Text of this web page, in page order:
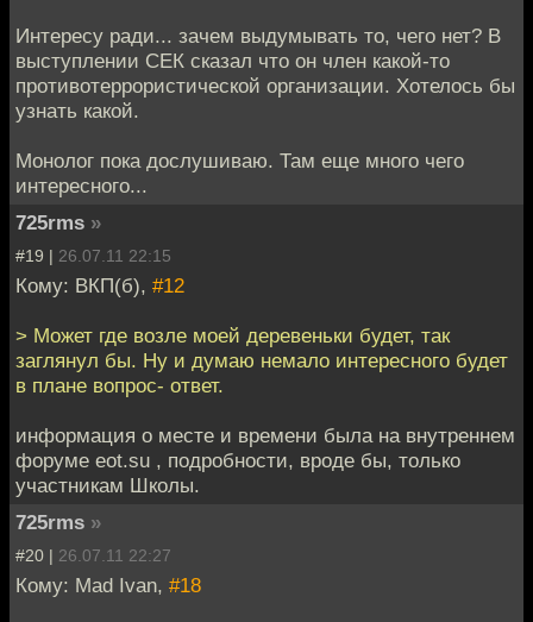
Интересу ради... зачем выдумывать то, чего нет? В
выступлении СЕК сказал что он член какой-то
противотеррористической организации. Хотелось бы
узнать какой.
Монолог пока дослушиваю. Там еще много чего
интересного...
725rms »
#19 | 26.07.11 22:15
Кому: ВКП(б), #12
> Может где возле моей деревеньки будет, так
заглянул бы. Ну и думаю немало интересного будет
в плане вопрос- ответ.
информация о месте и времени была на внутреннем
форуме eot.su , подробности, вроде бы, только
участникам Школы.
725rms »
#20 | 26.07.11 22:27
Кому: Mad Ivan, #18